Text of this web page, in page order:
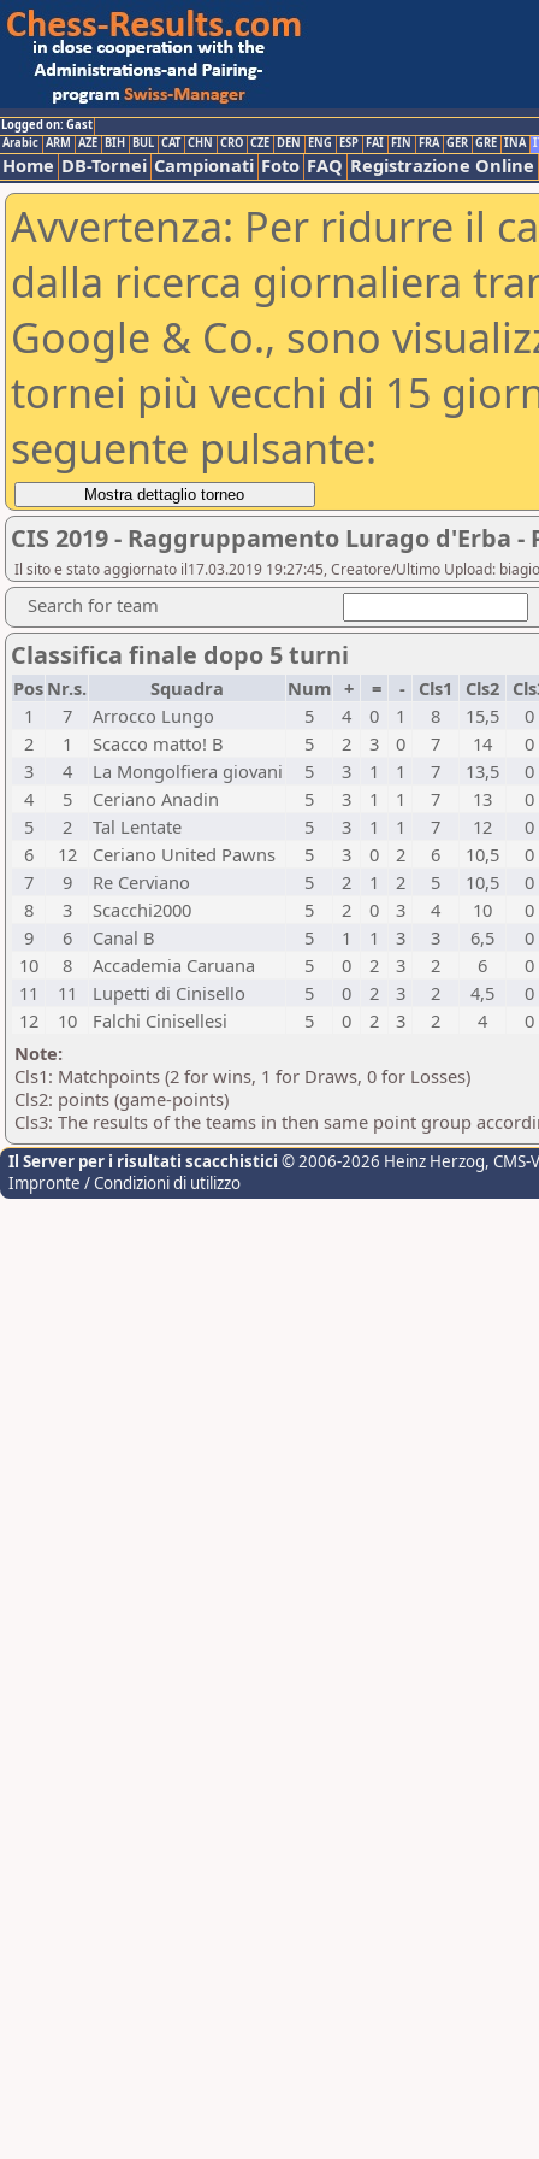
Logged on: Gast
Arabic ARM AZE BIH BUL CAT CHN CRO CZE DEN ENG ESP FAI FIN FRA GER GRE INA
Home DB-Tornei Campionati Foto FAQ Registrazione Online
Avvertenza: Per ridurre il
dalla ricerca giornaliera
Google & Co., sono
tornei più vecchi di 15
seguente pulsante:
CIS 2019 - Raggruppamento Lurago d'Erba
Il sito e stato aggiornato il17.03.2019 19:27:45, Creatore/Ultimo Upload:
Search for team
Classifica finale dopo 5 turni
Pos Nr.s. Squadra Num + = - Cls1 Cls2
1
7 Arrocco Lungo 5 4 0 1 8 15,5
0
2
1 Scacco matto! B 5 2 3 0 7 14
0
3
4 La Mongolfiera giovani 5 3 1 1 7 13,5
0
4
5 Ceriano Anadin 5 3 1 1 7 13
0
5
2 Tal Lentate 5 3 1 1 7 12
0
6
12 Ceriano United Pawns 5 3 0 2 6 10,5
0
7
9 Re Cerviano 5 2 1 2 5 10,5
0
8
3 Scacchi2000 5 2 0 3 4 10
0
9
6 Canal B 5 1 1 3 3 6,5
0
10
8 Accademia Caruana 5 0 2 3 2 6
0
11
11 Lupetti di Cinisello 5 0 2 3 2 4,5
0
12
10 Falchi Cinisellesi 5 0 2 3 2 4
0
Note:
Cls1: Matchpoints (2 for wins, 1 for Draws, 0 for Losses)
Cls2: points (game-points)
Cls3: The results of the teams in then same point group
Il Server per i risultati scacchistici © 2006-2026 Heinz Herzog,
Impronte / Condizioni di utilizzo